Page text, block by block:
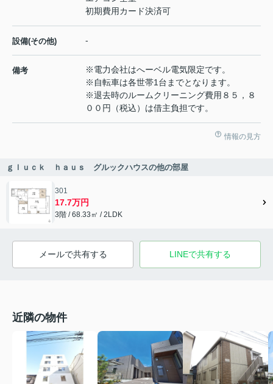
初期費用カード決済可
設備(その他) -
備考
※電力会社はへーベル電気限定です。
※自転車は各世帯1台までとなります。
※退去時のルームクリーニング費用８５，８
００円（税込）は借主負担です。
情報の見方
ｇｌｕｃｋ ｈａｕｓ グルックハウスの他の部屋
301
17.7万円
3階 / 68.33㎡ / 2LDK
メールで共有する LINEで共有する
近隣の物件